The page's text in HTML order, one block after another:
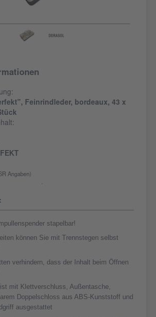
Feinrindleder, bordeaux, 43 x
Angaben)
stapelbar!
können Sie mit Trennstegen selbst
verhindern, dass der Inhalt beim Öffnen
mit Klettverschluss, Außentasche,
Doppelschloss aus ABS-Kunststoff und
ausgestattet